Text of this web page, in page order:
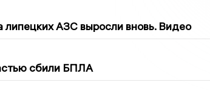
липецких АЗС выросли вновь. Видео
сбили БПЛА